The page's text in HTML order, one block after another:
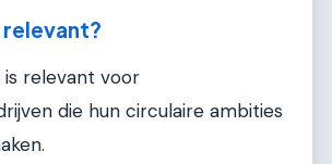
is relevant voor
die hun circulaire ambities